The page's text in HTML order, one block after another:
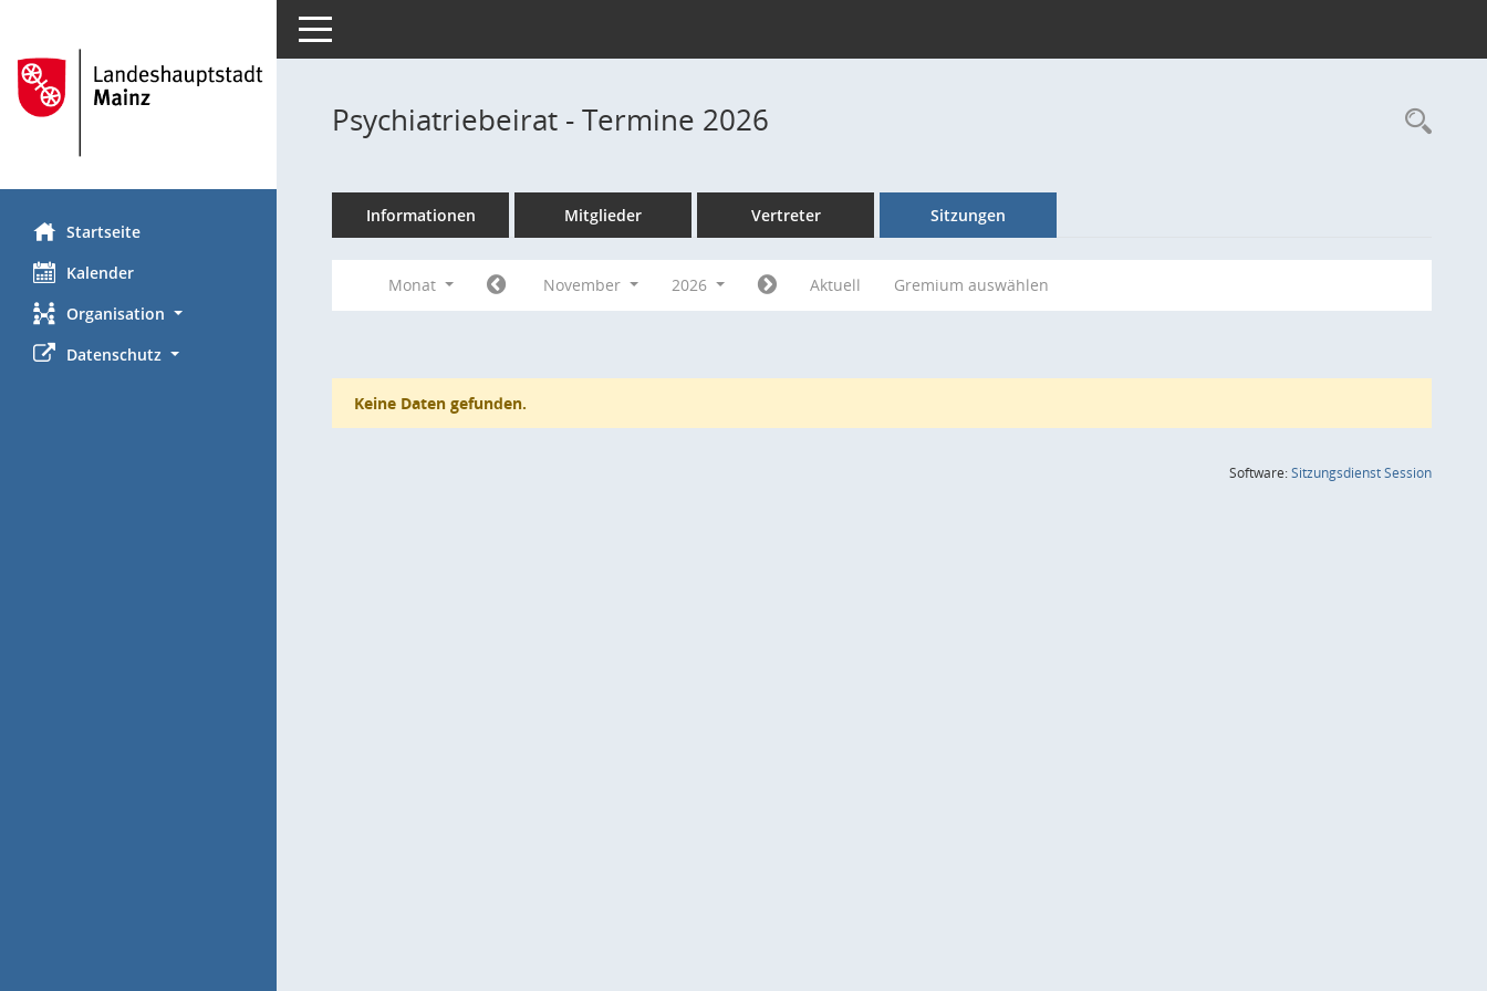
Startseite
Kalender
Organisation
Datenschutz
Toggle navigation
Psychiatriebeirat - Termine 2026
Informationen Mitglieder Vertreter Sitzungen
Monat November 2026 Aktuell Gremium auswählen
Keine Daten gefunden.
Software:SitzungsdienstSession(Wird in